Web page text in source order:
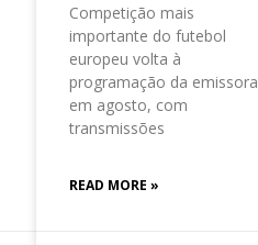
Competição mais
importante do futebol
europeu volta à
programação da emissora
em agosto, com
transmissões
READ MORE »